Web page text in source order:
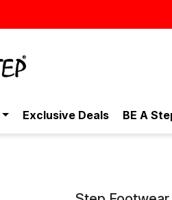
স্টাইলিশ
Exclusive Deals BE A